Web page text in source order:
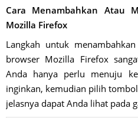
Cara Menambahkan Atau
Mozilla Firefox
Langkah untuk
browser Mozilla Firefox
Anda hanya perlu menuju
inginkan, kemudian pilih tombol
jelasnya dapat Anda lihat pada